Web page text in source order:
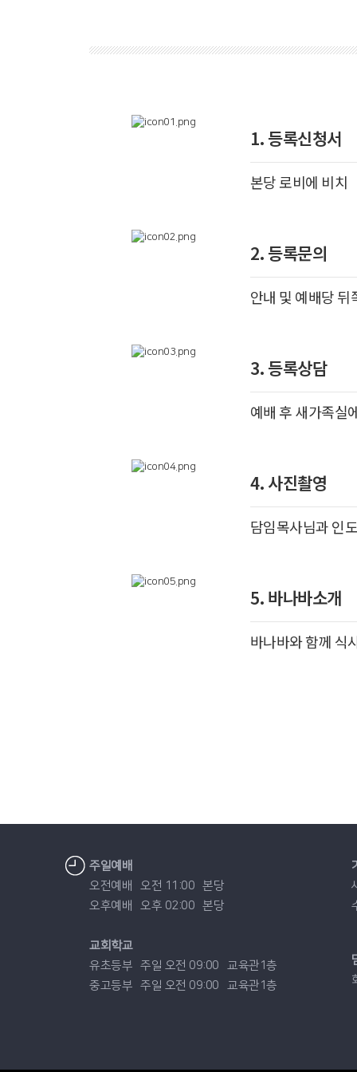
1. 등록신청서
본당 로비에 비치
2. 등록문의
안내 및 예배당
3. 등록상담
예배 후 새가족실
4. 사진촬영
담임목사님과 인
5. 바나바소개
바나바와 함께 식
주일예배
오전예배
오전 11:00 본당
오후예배
오후 02:00 본당
교회학교
유초등부 주일 오전 09:00
교육관1층
중고등부 주일 오전 09:00 교육관1층